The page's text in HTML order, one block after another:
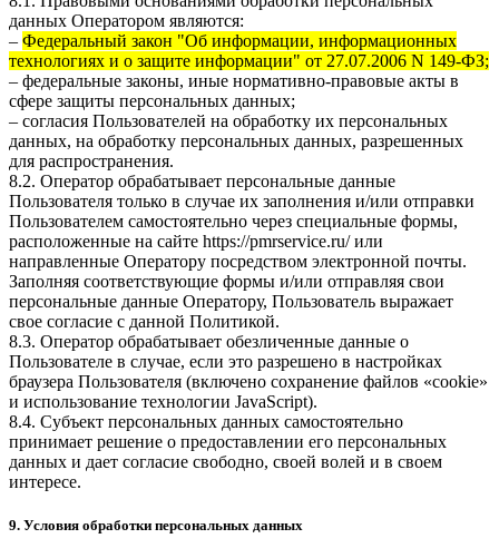
данных Оператором являются:
– Федеральный закон "Об информации, информационных
технологиях и о защите информации" от 27.07.2006 N 149-ФЗ;
– федеральные законы, иные нормативно-правовые акты в
сфере защиты персональных данных;
– согласия Пользователей на обработку их персональных
данных, на обработку персональных данных, разрешенных
для распространения.
8.2. Оператор обрабатывает персональные данные
Пользователя только в случае их заполнения и/или отправки
Пользователем самостоятельно через специальные формы,
расположенные на сайте https://pmrservice.ru/или
направленные Оператору посредством электронной почты.
Заполняя соответствующие формы и/или отправляя свои
персональные данные Оператору, Пользователь выражает
свое согласие с данной Политикой.
8.3. Оператор обрабатывает обезличенные данные о
Пользователе в случае, если это разрешено в настройках
браузера Пользователя (включено сохранение файлов «cookie»
и использование технологии JavaScript).
8.4. Субъект персональных данных самостоятельно
принимает решение о предоставлении его персональных
данных и дает согласие свободно, своей волей и в своем
интересе.
9. Условия обработки персональных данных